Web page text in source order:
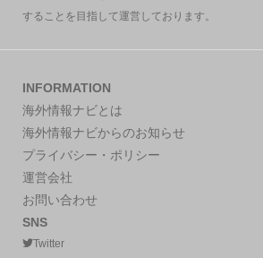
することを目指して運営しております。
INFORMATION
海外情報ナビとは
海外情報ナビからのお知らせ
プライバシー・ポリシー
運営会社
お問い合わせ
SNS
Twitter